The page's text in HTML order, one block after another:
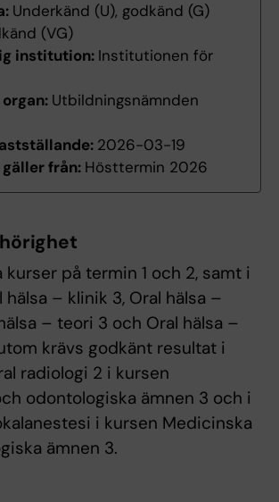
Underkänd (U), godkänd (G)
(VG)
institution: Institutionen för
Utbildningsnämnden
2026-03-19
från: Hösttermin 2026
kurser på termin 1 och 2, samt i
hälsa – klinik 3, Oral hälsa –
– teori 3 och Oral hälsa –
krävs godkänt resultat i
radiologi 2 i kursen
odontologiska ämnen 3 och i
i kursen Medicinska
ämnen 3.